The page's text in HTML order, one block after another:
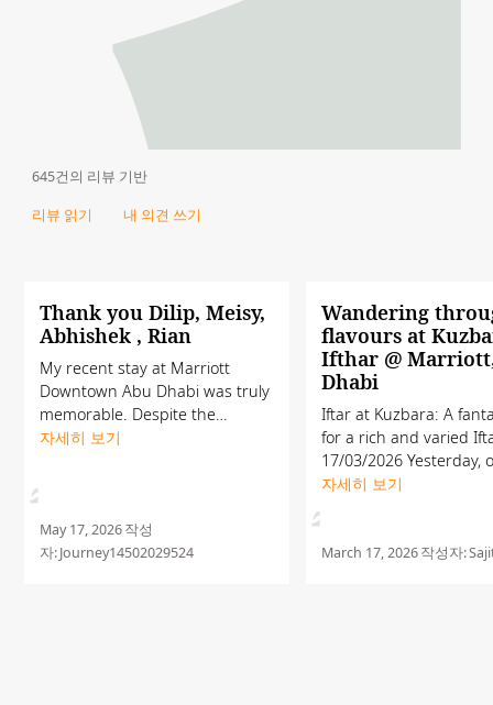
645건의 리뷰 기반
리뷰 읽기 내 의견 쓰기
Thank you Dilip, Meisy,
Abhishek , Rian
My recent stay at Marriott
Downtown Abu Dhabi was truly
memorable. Despite the
ongoing geopolitical situation,
자세히 보기
May 17, 2026작성
자:Journey14502029524
Wandering
flavours at
Ifthar @
Dhabi
Iftar at Kuzbara: A
for a rich and varied
17/03/2026 Yesterday,
experience at
exploration of...
자세히 보기
March 17, 2026작성자: